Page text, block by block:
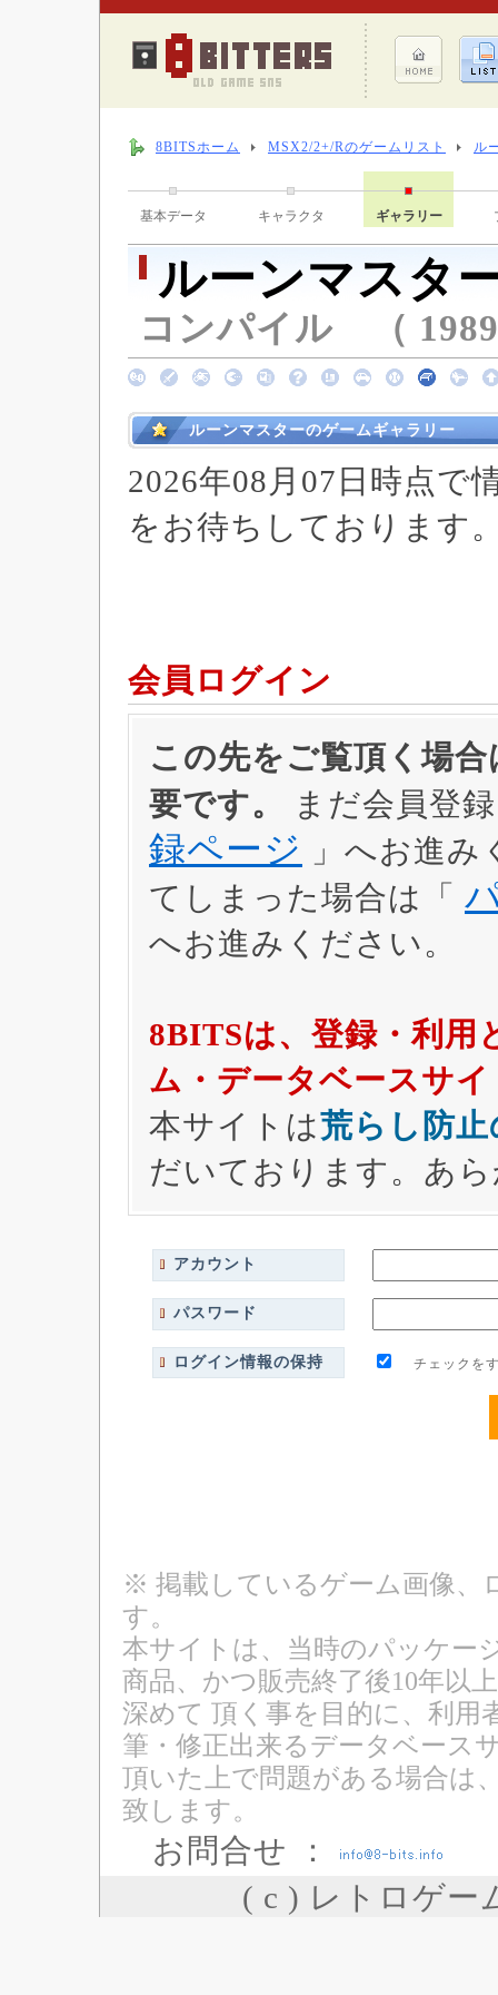
8BITSホーム MSX2/2+/Rのゲームリスト ル
基本データ キャラクタ ギャラリー
ルーンマスタ
コンパイル （
ルーンマスターのゲームギャラリー
2026年08月07日時点で
をお待ちしております
会員ログイン
この先をご覧頂く場
要です。
まだ会員登
録ページ
」へお進
てしまった場合は「
へお進みください。
8BITSは、登録・利用
ム・データベースサ
本サイトは荒らし防
だいております。あ
アカウント
パスワード
ログイン情報の保持 チェックをす
※ 掲載しているゲーム画像、
す。
本サイトは、当時のパッケー
商品、かつ販売終了後10年以
深めて 頂く事を目的に、利用
筆・修正出来るデータベース
頂いた上で問題がある場合は
致します。
お問合せ ：
( c ) レトロゲー